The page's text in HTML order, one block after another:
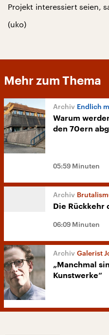
Projekt interessiert seien,
(uko)
Mehr zum Thema
Endlich
Warum
den 70ern
05:59 Minuten
Die Rückkehr
06:09 Minuten
Galerist
„Manchmal
Kunstwerke“